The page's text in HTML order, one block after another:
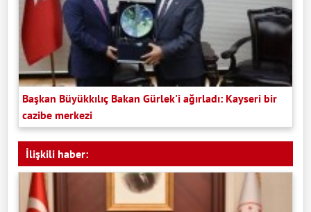
Başkan Büyükkılıç Bakan Gürlek'i ağırladı: Kayseri bir
cazibe merkezi
İlişkili haber: